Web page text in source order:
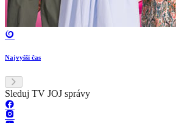
Najvyšší čas
Sleduj TV JOJ správy